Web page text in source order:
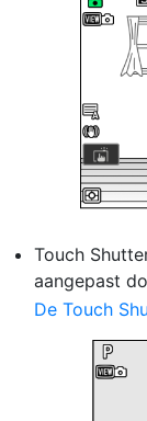
Touch
aangepast
De Touch